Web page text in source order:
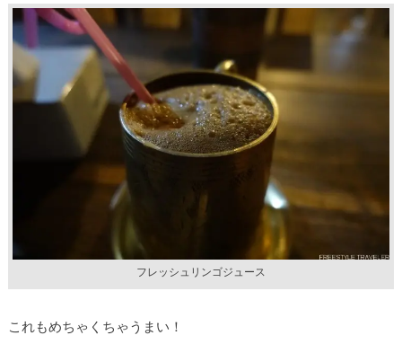
フレッシュリンゴジュース
これもめちゃくちゃうまい！